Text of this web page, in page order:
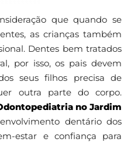
que quando se
as crianças também
Dentes bem tratados
por isso, os pais devem
seus filhos precisa de
outra parte do corpo.
no Jardim
dentário dos
estar e confiança para